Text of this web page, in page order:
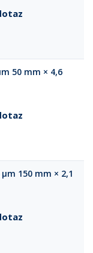
50 mm × 4,6
150 mm × 2,1